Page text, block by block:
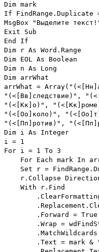
Dim mark
If FindRange.Duplicate
MsgBox "Выделите
Exit Sub
End If
Dim r As Word.Range
Dim EOL As Boolean
Dim n As Long
Dim arrWhat
arrWhat =
"(<[Вв]следствие)",
"(<[Кк]о)",
"(<[Оо]коло)",
"(<[Пп]ротив)",
Dim i As Integer
i = 1
For i = 1 To 3
For Each mark In
Set r =
r.Collapse
With r.Find
.Forward = True
.Wrap =
.MatchWildcards
.Text = mark &